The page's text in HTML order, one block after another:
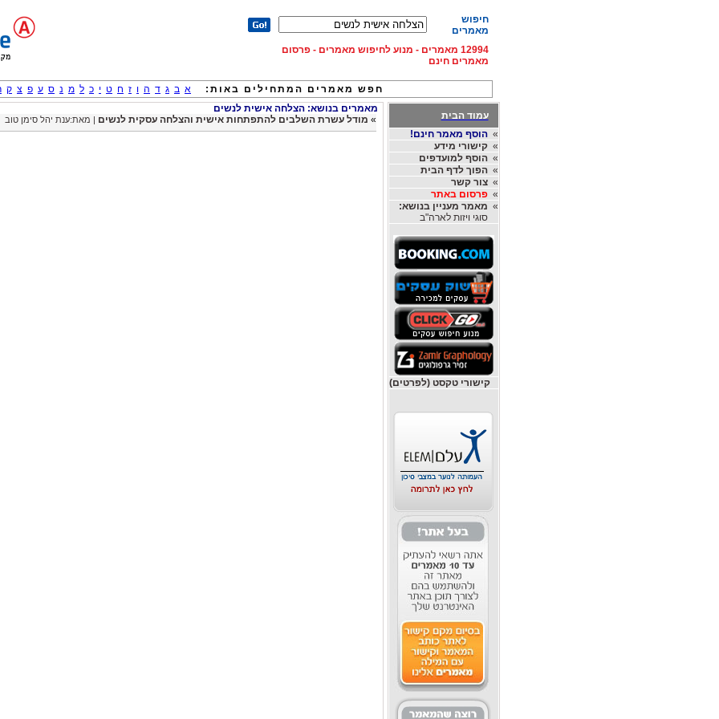
חיפוש
מאמרים
12994 מאמרים - מנוע לחיפוש מאמרים - פרסום
מאמרים חינם
חפש מאמרים המתחילים באות: א ב ג ד ה ו ז ח ט י כ ל מ נ ס ע פ צ ק
עמוד הבית
»הוסף מאמר חינם!
»קישורי מידע
»הוסף למועדפים
»הפוך לדף הבית
»צור קשר
»פרסום באתר
» מאמר מעניין בנושא:
סוגי ויזות לארה"ב
קישורי טקסט (לפרטים)
מאמרים בנושא: הצלחה אישית לנשים
» מודל עשרת השלבים להתפתחות אישית והצלחה עסקית לנשים | מאת:ענת יהל סימן טוב